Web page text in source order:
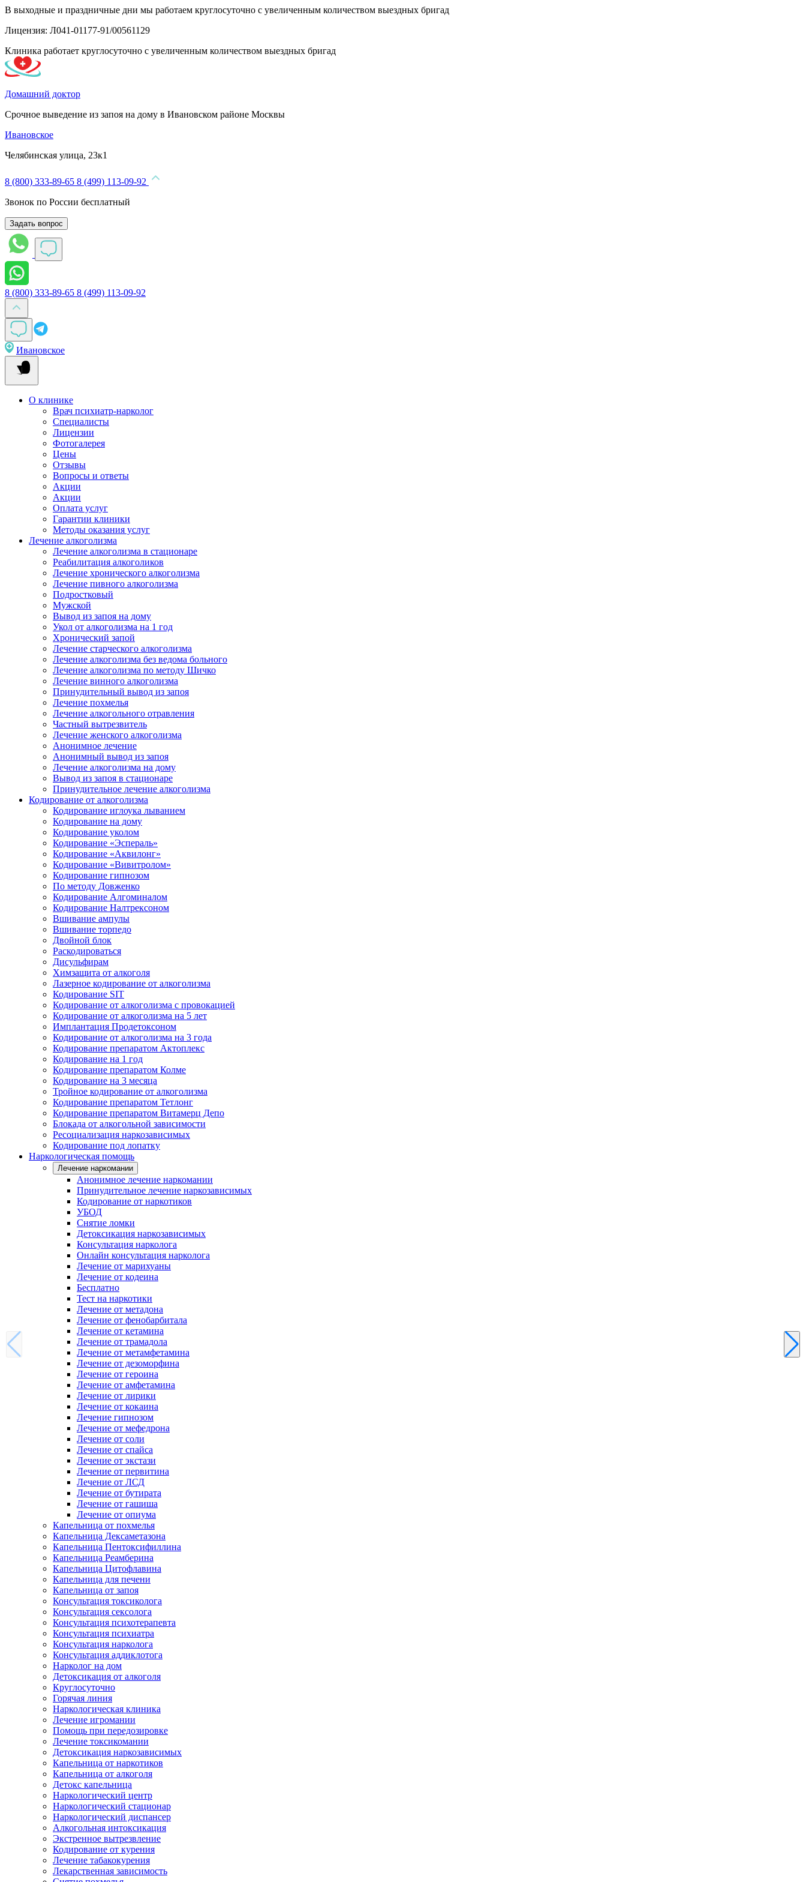
В выходные и праздничные дни мы работаем круглосуточно с увеличенным количеством выездных бригад
Лицензия: Л041-01177-91/00561129
Клиника работает круглосуточно с увеличенным количеством выездных бригад
Домашний доктор
Срочное выведение из запоя на дому в Ивановском районе Москвы
Ивановское
Челябинская улица, 23к1
8 (800) 333-89-65 8 (499) 113-09-92
Звонок по России бесплатный
Задать вопрос
8 (800) 333-89-65 8 (499) 113-09-92
Ивановское
О клинике
Врач психиатр-нарколог
Специалисты
Лицензии
Фотогалерея
Цены
Отзывы
Вопросы и ответы
Акции
Акции
Оплата услуг
Гарантии клиники
Методы оказания услуг
Лечение алкоголизма
Лечение алкоголизма в стационаре
Реабилитация алкоголиков
Лечение хронического алкоголизма
Лечение пивного алкоголизма
Подростковый
Мужской
Вывод из запоя на дому
Укол от алкоголизма на 1 год
Хронический запой
Лечение старческого алкоголизма
Лечение алкоголизма без ведома больного
Лечение алкоголизма по методу Шичко
Лечение винного алкоголизма
Принудительный вывод из запоя
Лечение похмелья
Лечение алкогольного отравления
Частный вытрезвитель
Лечение женского алкоголизма
Анонимное лечение
Анонимный вывод из запоя
Лечение алкоголизма на дому
Вывод из запоя в стационаре
Принудительное лечение алкоголизма
Кодирование от алкоголизма
Кодирование иглоука лыванием
Кодирование на дому
Кодирование уколом
Кодирование «Эспераль»
Кодирование «Аквилонг»
Кодирование «Вивитролом»
Кодирование гипнозом
По методу Довженко
Кодирование Алгоминалом
Кодирование Налтрексоном
Вшивание ампулы
Вшивание торпедо
Двойной блок
Раскодироваться
Дисульфирам
Химзащита от алкоголя
Лазерное кодирование от алкоголизма
Кодирование SIT
Кодирование от алкоголизма с провокацией
Кодирование от алкоголизма на 5 лет
Имплантация Продетоксоном
Кодирование от алкоголизма на 3 года
Кодирование препаратом Актоплекс
Кодирование на 1 год
Кодирование препаратом Колме
Кодирование на 3 месяца
Тройное кодирование от алкоголизма
Кодирование препаратом Тетлонг
Кодирование препаратом Витамерц Депо
Блокада от алкогольной зависимости
Ресоциализация наркозависимых
Кодирование под лопатку
Наркологическая помощь
Лечение наркомании
Анонимное лечение наркомании
Принудительное лечение наркозависимых
Кодирование от наркотиков
УБОД
Снятие ломки
Детоксикация наркозависимых
Консультация нарколога
Онлайн консультация нарколога
Лечение от марихуаны
Лечение от кодеина
Бесплатно
Тест на наркотики
Лечение от метадона
Лечение от фенобарбитала
Лечение от кетамина
Лечение от трамадола
Лечение от метамфетамина
Лечение от дезоморфина
Лечение от героина
Лечение от амфетамина
Лечение от лирики
Лечение от кокаина
Лечение гипнозом
Лечение от мефедрона
Лечение от соли
Лечение от спайса
Лечение от экстази
Лечение от первитина
Лечение от ЛСД
Лечение от бутирата
Лечение от гашиша
Лечение от опиума
Капельница от похмелья
Капельница Дексаметазона
Капельница Пентоксифиллина
Капельница Реамберина
Капельница Цитофлавина
Капельница для печени
Капельница от запоя
Консультация токсиколога
Консультация сексолога
Консультация психотерапевта
Консультация психиатра
Консультация нарколога
Консультация аддиклотога
Нарколог на дом
Детоксикация от алкоголя
Круглосуточно
Горячая линия
Наркологическая клиника
Лечение игромании
Помощь при передозировке
Лечение токсикомании
Детоксикация наркозависимых
Капельница от наркотиков
Капельница от алкоголя
Детокс капельница
Наркологический центр
Наркологический стационар
Наркологический диспансер
Алкогольная интоксикация
Экстренное вытрезвление
Кодирование от курения
Лечение табакокурения
Лекарственная зависимость